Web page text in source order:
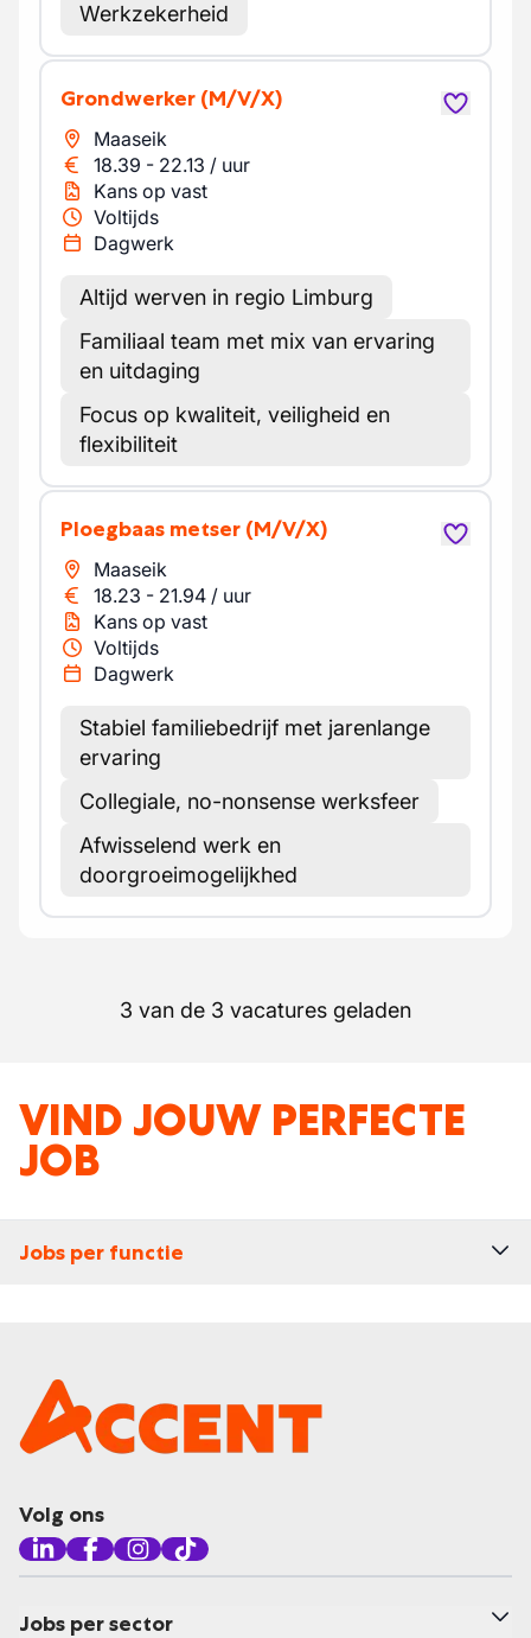
Werkzekerheid
Grondwerker (M/V/X)
Maaseik
18.39 - 22.13 / uur
Kans op vast
Voltijds
Dagwerk
Altijd werven in regio Limburg
Familiaal team met mix van ervaring
en uitdaging
Focus op kwaliteit, veiligheid en
flexibiliteit
Ploegbaas metser (M/V/X)
Maaseik
18.23 - 21.94 / uur
Kans op vast
Voltijds
Dagwerk
Stabiel familiebedrijf met jarenlange
ervaring
Collegiale, no-nonsense werksfeer
Afwisselend werk en
doorgroeimogelijkhed
3 van de 3 vacatures geladen
VIND JOUW PERFECTE
JOB
Jobs per functie
Volg ons
Jobs per sector